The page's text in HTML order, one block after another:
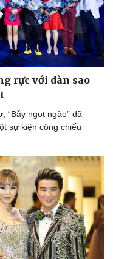
chuyện thời sự
truyện đêm khuya
sổ tình yêu
chuyện cho bé
giống tâm hồn
rực với dàn sao
“Bẫy ngọt ngào” đã
sự kiện công chiếu